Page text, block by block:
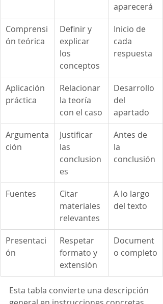
aparecerá
Comprensi
ón teórica
Definir y
explicar
los
conceptos
Inicio de
cada
respuesta
Aplicación
práctica
Relacionar
la teoría
con el caso
Desarrollo
del
apartado
Argumenta
ción
Justificar
las
conclusion
es
Antes de
la
conclusión
Fuentes
Citar
materiales
relevantes
A lo largo
del texto
Presentaci
ón
Respetar
formato y
extensión
Document
o completo
Esta tabla convierte una descripción